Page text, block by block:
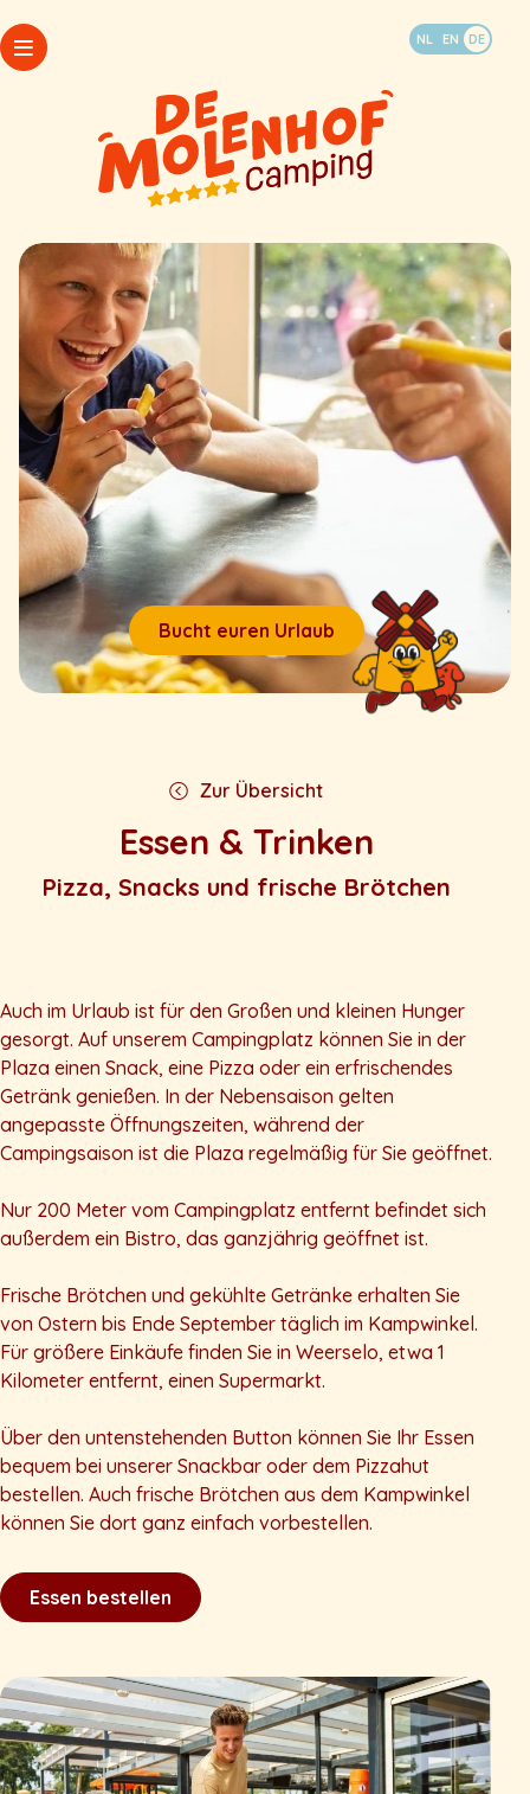
WhatsApp
Pakete
Öffnungszeiten
Mein Molenhof
FAQ
Lageplan
NL EN DE
Camping
Unterkünfte
Last-Minute-Angebote
Aktivitäten und Erlebnisse
Kontakt & Infos
Urlaub buchen
Unterkünfte
Last-Minute-Angebote
Aktivitäten und Erlebnisse
Kontakt & Infos
WhatsApp
Pakete
Öffnungszeiten
Mein Molenhof
FAQ
Lageplan
Bucht euren Urlaub
Zur Übersicht
Essen & Trinken
Pizza, Snacks und frische Brötchen
Auch im Urlaub ist für den Großen und kleinen Hunger
gesorgt. Auf unserem Campingplatz können Sie in der
Plaza einen Snack, eine Pizza oder ein erfrischendes
Getränk genießen. In der Nebensaison gelten
angepasste Öffnungszeiten, während der
Campingsaison ist die Plaza regelmäßig für Sie geöffnet.
Nur 200 Meter vom Campingplatz entfernt befindet sich
außerdem ein Bistro, das ganzjährig geöffnet ist.
Frische Brötchen und gekühlte Getränke erhalten Sie
von Ostern bis Ende September täglich im Kampwinkel.
Für größere Einkäufe finden Sie in Weerselo, etwa 1
Kilometer entfernt, einen Supermarkt.
Über den untenstehenden Button können Sie Ihr Essen
bequem bei unserer Snackbar oder dem Pizzahut
bestellen. Auch frische Brötchen aus dem Kampwinkel
können Sie dort ganz einfach vorbestellen.
Essen bestellen